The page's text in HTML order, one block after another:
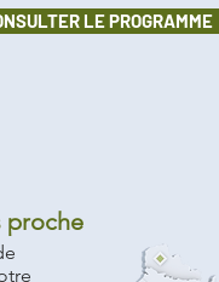
LE PROGRAMME
proche